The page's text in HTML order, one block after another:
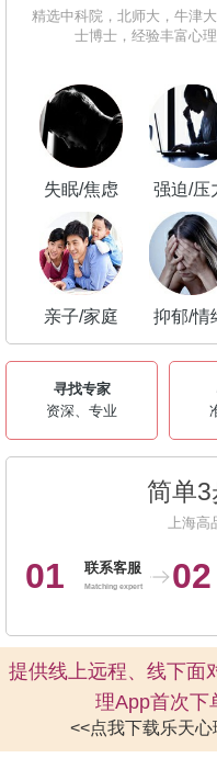
精选中科院，北师大，牛津
士博士，经验丰富心
失眠/焦虑 强迫/压
亲子/家庭 抑郁/情
寻找专家
资深、专业
简单
上海
01 联系客服
Matching expert 02
提供线上远程、线下面
理App首次下
<<点我下载乐天